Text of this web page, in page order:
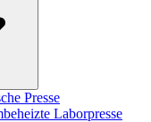
Presse
Laborpresse